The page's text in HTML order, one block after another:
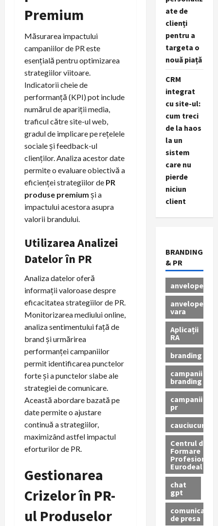
Premium
Măsurarea impactului
campaniilor de PR este
esențială pentru optimizarea
strategiilor viitoare.
Indicatorii cheie de
performanță (KPI) pot include
numărul de apariții media,
traficul către site-ul web,
gradul de implicare pe rețelele
sociale și feedback-ul
clienților. Analiza acestor date
permite o evaluare obiectivă a
eficienței strategiilor de PR
produse premium și a
impactului acestora asupra
valorii brandului.
Utilizarea Analizei
Datelor în PR
Analiza datelor oferă
informații valoroase despre
eficacitatea strategiilor de PR.
Monitorizarea mediului online,
analiza sentimentului față de
brand și urmărirea
performanței campaniilor
permit identificarea punctelor
forte și a punctelor slabe ale
strategiei de comunicare.
Această abordare bazată pe
date permite o ajustare
continuă a strategiilor,
maximizând astfel impactul
eforturilor de PR.
Gestionarea
Crizelor în PR-
ul Produselor
ate de
clienți
pentru a
targeta o
nouă piață
CRM
integrat
cu site-ul:
cum treci
de la haos
la un
sistem
care nu
pierde
niciun
client
BRANDING
& PR
anvelope
anvelope
vara
Aplicații
RA
branding
campanii
branding
campanii
pr
cauciucuri
Centrul de
Formare
Profesionala
Eurodeal
chat
gpt
comunicat
de presa